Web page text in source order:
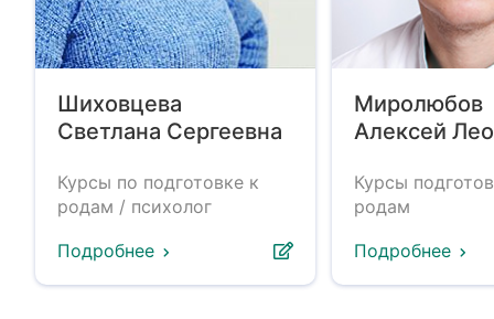
Шиховцева
Светлана Сергеевна
Курсы по подготовке к
родам / психолог
Подробнее
Миролюбов
Алексей
Курсы
родам
Подробнее